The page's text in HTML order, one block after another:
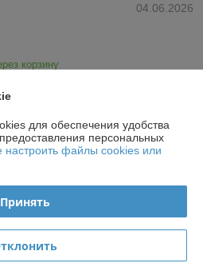
04.06.2026
корзину
все отзывы
для обеспечения удобства
персональных
настроить файлы cookies или
Принять